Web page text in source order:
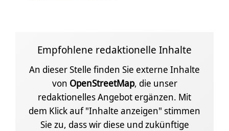
Empfohlene redaktionelle Inhalte
An dieser Stelle finden Sie externe Inhalte
von OpenStreetMap, die unser
redaktionelles Angebot ergänzen. Mit
dem Klick auf "Inhalte anzeigen" stimmen
Sie zu, dass wir diese und zukünftige